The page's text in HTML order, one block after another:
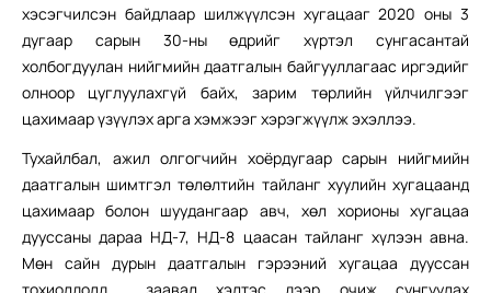
хэсэгчилсэн байдлаар шилжүүлсэн хугацааг 2020 оны 3
дугаар сарын 30-ны өдрийг хүртэл сунгасантай
холбогдуулан нийгмийн даатгалын байгууллагаас иргэдийг
олноор цуглуулахгүй байх, зарим төрлийн үйлчилгээг
цахимаар үзүүлэх арга хэмжээг хэрэгжүүлж эхэллээ.
Тухайлбал, ажил олгогчийн хоёрдугаар сарын нийгмийн
даатгалын шимтгэл төлөлтийн тайланг хуулийн хугацаанд
цахимаар болон шуудангаар авч, хөл хорионы хугацаа
дууссаны дараа НД-7, НД-8 цаасан тайланг хүлээн авна.
Мөн сайн дурын даатгалын гэрээний хугацаа дууссан